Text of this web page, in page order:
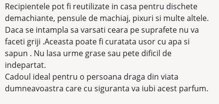
Recipientele pot fi reutilizate in casa pentru dischete
demachiante, pensule de machiaj, pixuri si multe altele.
Daca se intampla sa varsati ceara pe suprafete nu va
faceti griji .Aceasta poate fi curatata usor cu apa si
sapun . Nu lasa urme grase sau pete dificil de
indepartat.
Cadoul ideal pentru o persoana draga din viata
dumneavoastra care cu siguranta va iubi acest parfum.